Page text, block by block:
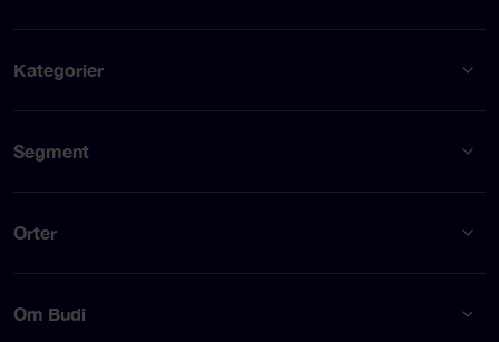
Kategorier
Segment
Orter
Om Budi